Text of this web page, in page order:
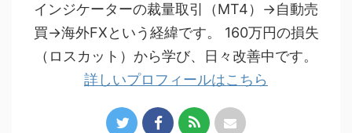
インジケーターの裁量取引（MT4）→自動売
買→海外FXという経緯です。 160万円の損失
（ロスカット）から学び、日々改善中です。
詳しいプロフィールはこちら